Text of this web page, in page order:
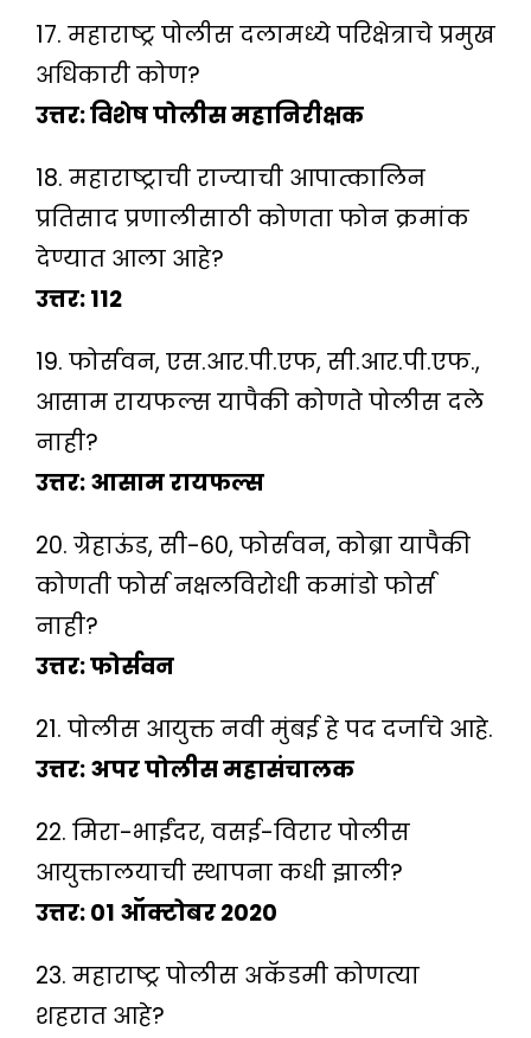
17. महाराष्ट्र पोलीस दलामध्ये परिक्षेत्राचे प्रमुख
अधिकारी कोण?
उत्तर: विशेष पोलीस महानिरीक्षक
18. महाराष्ट्राची राज्याची आपात्कालिन
प्रतिसाद प्रणालीसाठी कोणता फोन क्रमांक
देण्यात आला आहे?
उत्तर: 112
19. फोर्सवन, एस.आर.पी.एफ, सी.आर.पी.एफ.,
आसाम रायफल्स यापैकी कोणते पोलीस दले
नाही?
उत्तर: आसाम रायफल्स
20. ग्रेहाऊंड, सी-60, फोर्सवन, कोब्रा यापैकी
कोणती फोर्स नक्षलविरोधी कमांडो फोर्स
नाही?
उत्तर: फोर्सवन
21. पोलीस आयुक्त नवी मुंबई हे पद दर्जाचे आहे.
उत्तर: अपर पोलीस महासंचालक
22. मिरा-भाईंदर, वसई-विरार पोलीस
आयुक्तालयाची स्थापना कधी झाली?
उत्तर: 01 ऑक्टोबर 2020
23. महाराष्ट्र पोलीस अकॅडमी कोणत्या
शहरात आहे?